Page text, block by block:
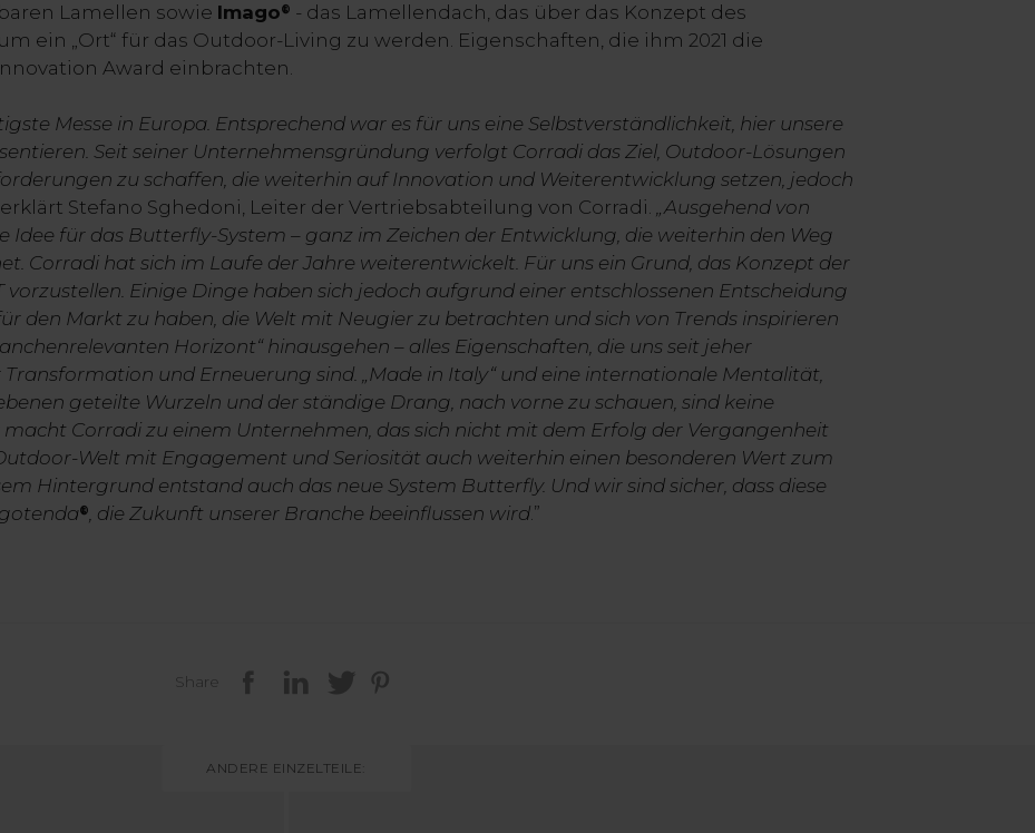
Lamellen sowie Imago® - das Lamellendach, das über das Konzept des
ein „Ort“ für das Outdoor-Living zu werden. Eigenschaften, die ihm 2021 die
Award einbrachten.
Messe in Europa. Entsprechend war es für uns eine Selbstverständlichkeit, hier unsere
Seit seiner Unternehmensgründung verfolgt Corradi das Ziel, Outdoor-Lösungen
zu schaffen, die weiterhin auf Innovation und Weiterentwicklung setzen, jedoch
erklärt Stefano Sghedoni, Leiter der Vertriebsabteilung von Corradi. „Ausgehend von
Idee für das Butterfly-System – ganz im Zeichen der Entwicklung, die weiterhin den Weg
Corradi hat sich im Laufe der Jahre weiterentwickelt. Für uns ein Grund, das Konzept der
Einige Dinge haben sich jedoch aufgrund einer entschlossenen Entscheidung
den Markt zu haben, die Welt mit Neugier zu betrachten und sich von Trends inspirieren
Horizont“ hinausgehen – alles Eigenschaften, die uns seit jeher
und Erneuerung sind. „Made in Italy“ und eine internationale Mentalität,
geteilte Wurzeln und der ständige Drang, nach vorne zu schauen, sind keine
macht Corradi zu einem Unternehmen, das sich nicht mit dem Erfolg der Vergangenheit
Welt mit Engagement und Seriosität auch weiterhin einen besonderen Wert zum
Hintergrund entstand auch das neue System Butterfly. Und wir sind sicher, dass diese
®, die Zukunft unserer Branche beeinflussen wird.”
Share
ANDERE EINZELTEILE: